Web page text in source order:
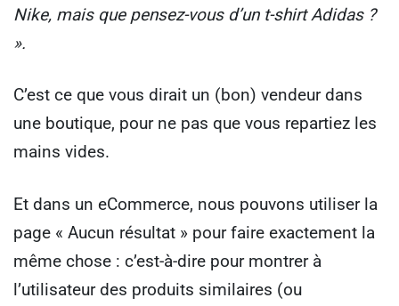
Nike, mais que pensez-vous d’un t-shirt Adidas ?
».
C’est ce que vous dirait un (bon) vendeur dans
une boutique, pour ne pas que vous repartiez les
mains vides.
Et dans un eCommerce, nous pouvons utiliser la
page « Aucun résultat » pour faire exactement la
même chose : c’est-à-dire pour montrer à
l’utilisateur des produits similaires (ou